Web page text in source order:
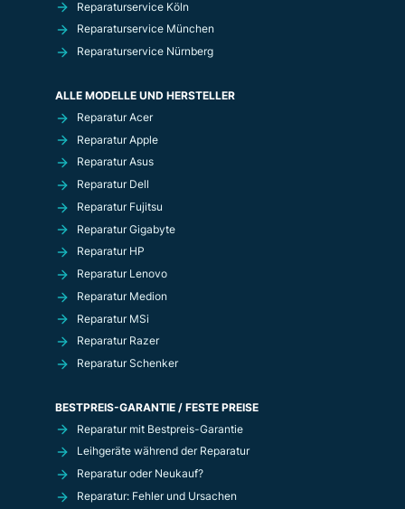
Reparaturservice Köln
Reparaturservice München
Reparaturservice Nürnberg
ALLE MODELLE UND HERSTELLER
Reparatur Acer
Reparatur Apple
Reparatur Asus
Reparatur Dell
Reparatur Fujitsu
Reparatur Gigabyte
Reparatur HP
Reparatur Lenovo
Reparatur Medion
Reparatur MSi
Reparatur Razer
Reparatur Schenker
BESTPREIS-GARANTIE / FESTE PREISE
Reparatur mit Bestpreis-Garantie
Leihgeräte während der Reparatur
Reparatur oder Neukauf?
Reparatur: Fehler und Ursachen